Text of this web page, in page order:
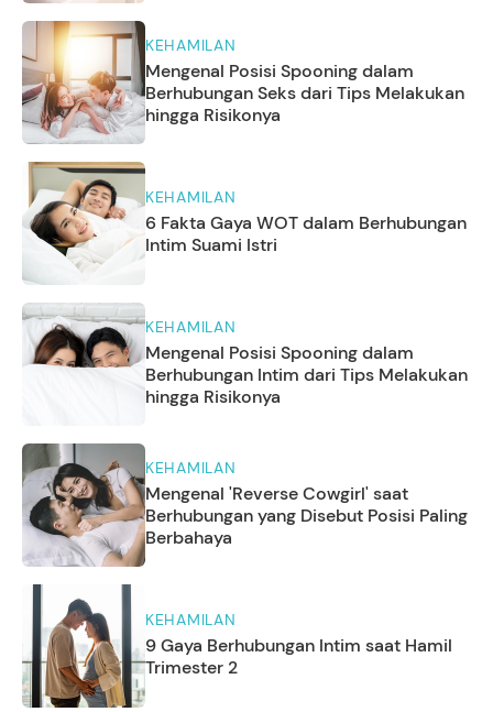
KEHAMILAN
Mengenal Posisi Spooning dalam
Berhubungan Seks dari Tips Melakukan
hingga Risikonya
KEHAMILAN
6 Fakta Gaya WOT dalam Berhubungan
Intim Suami Istri
KEHAMILAN
Mengenal Posisi Spooning dalam
Berhubungan Intim dari Tips Melakukan
hingga Risikonya
KEHAMILAN
Mengenal 'Reverse Cowgirl' saat
Berhubungan yang Disebut Posisi Paling
Berbahaya
KEHAMILAN
9 Gaya Berhubungan Intim saat Hamil
Trimester 2